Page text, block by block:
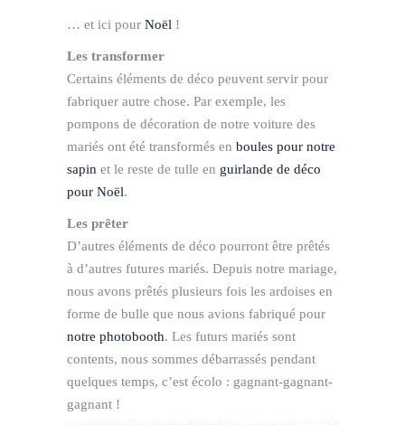
… et ici pour Noël !
Les transformer
Certains éléments de déco peuvent servir pour
fabriquer autre chose. Par exemple, les
pompons de décoration de notre voiture des
mariés ont été transformés en boules pour notre
sapin et le reste de tulle en guirlande de déco
pour Noël.
Les prêter
D’autres éléments de déco pourront être prêtés
à d’autres futures mariés. Depuis notre mariage,
nous avons prêtés plusieurs fois les ardoises en
forme de bulle que nous avions fabriqué pour
notre photobooth. Les futurs mariés sont
contents, nous sommes débarrassés pendant
quelques temps, c’est écolo : gagnant-gagnant-
gagnant !